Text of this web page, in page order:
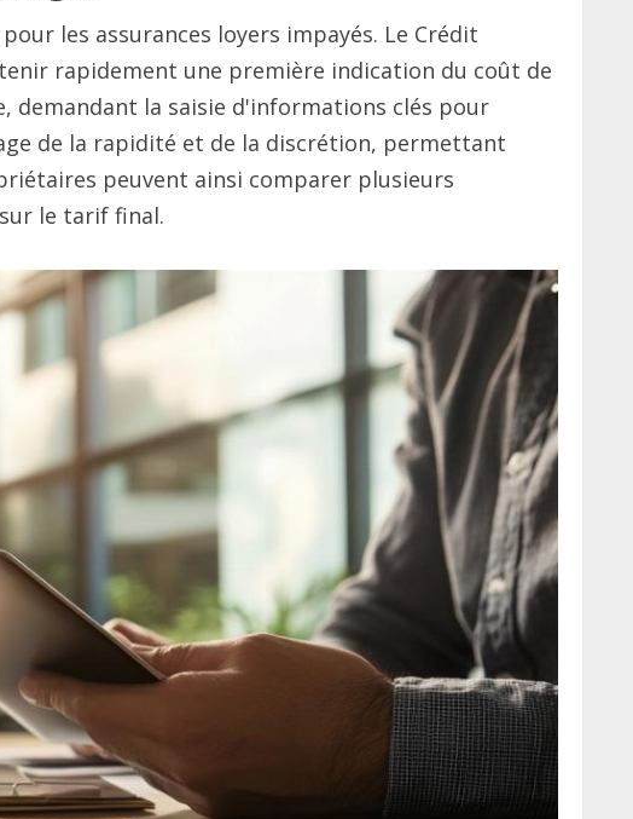
les assurances loyers impayés. Le Crédit
rapidement une première indication du coût de
demandant la saisie d'informations clés pour
de la rapidité et de la discrétion, permettant
peuvent ainsi comparer plusieurs
le tarif final.